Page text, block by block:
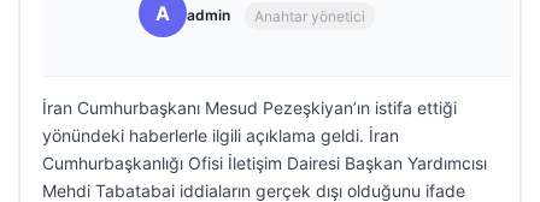
A admin Anahtar yönetici
İran Cumhurbaşkanı Mesud Pezeşkiyan’ın istifa ettiği
yönündeki haberlerle ilgili açıklama geldi. İran
Cumhurbaşkanlığı Ofisi İletişim Dairesi Başkan Yardımcısı
Mehdi Tabatabai iddiaların gerçek dışı olduğunu ifade